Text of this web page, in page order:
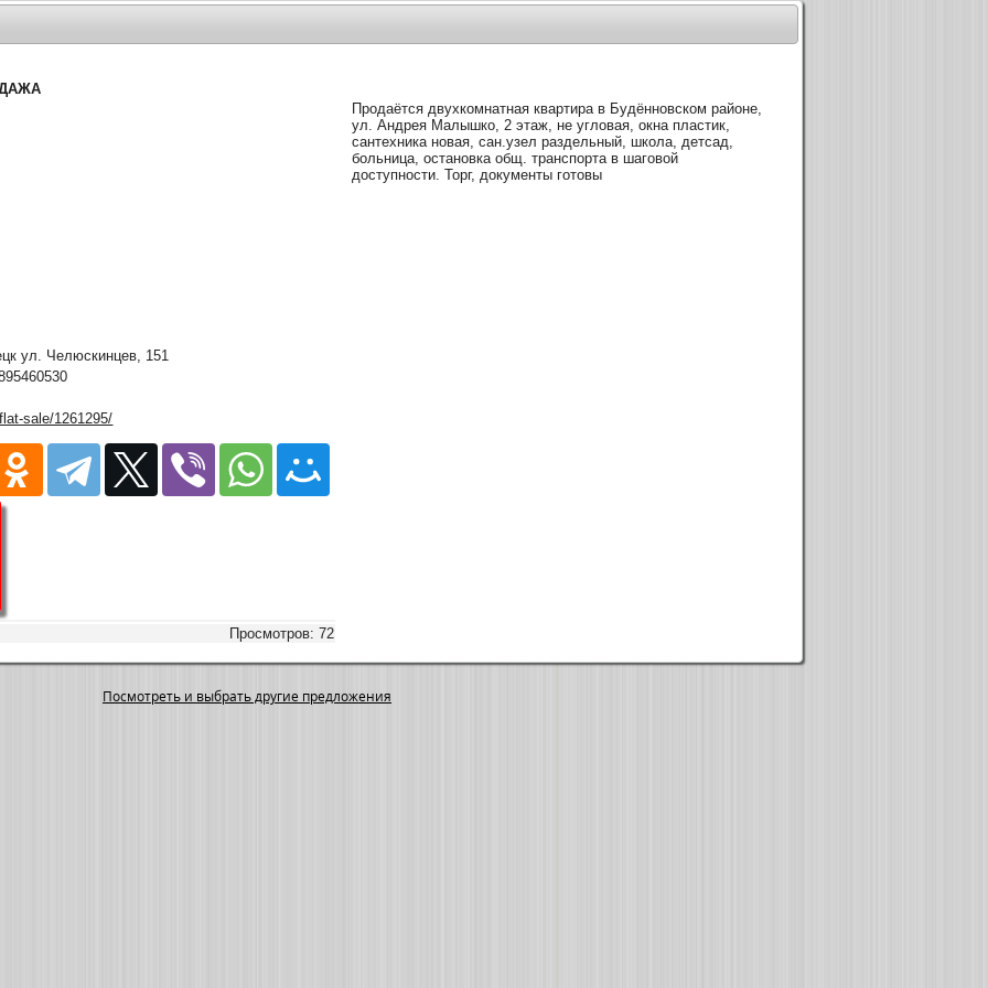
ул. Челюскинцев, 151
sale/1261295/
Просмотров: 72
Продаётся двухкомнатная квартира в Будённовском районе,
ул. Андрея Малышко, 2 этаж, не угловая, окна пластик,
сантехника новая, сан.узел раздельный, школа, детсад,
больница, остановка общ. транспорта в шаговой
доступности. Торг, документы готовы
Посмотреть и выбрать другие предложения